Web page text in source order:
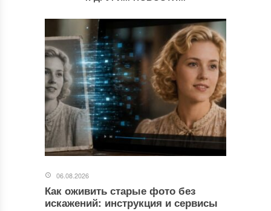
06.08.2026
Как оживить старые фото без
искажений: инструкция и сервисы